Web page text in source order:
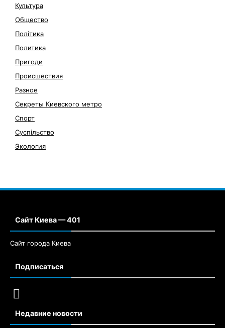
Культура
Общество
Політика
Политика
Пригоди
Происшествия
Разное
Секреты Киевского метро
Спорт
Суспільство
Экология
Сайт Киева — 401
Сайт города Киева
Подписаться
Недавние новости